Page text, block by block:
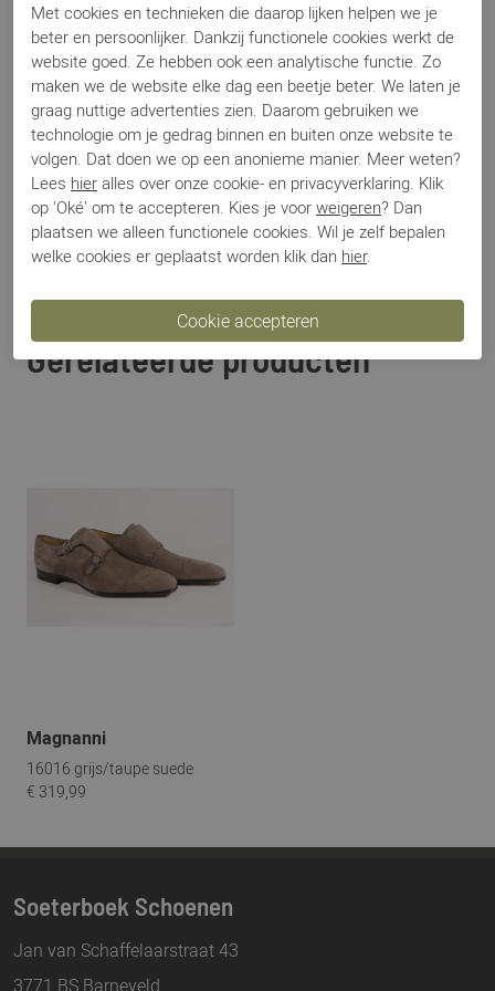
Categorie
Riemen
Kleur
Grijs
Materiaal
Nubuck
Bestelcode
10011129
Betalen
Verzenden
Ruilen en retour
Gerelateerde producten
Magnanni
16016 grijs/taupe suede
€ 319,99
Soeterboek Schoenen
Jan van Schaffelaarstraat 43
3771 BS Barneveld
Met cookies en technieken die daarop lijken helpen we je
beter en persoonlijker. Dankzij functionele cookies werkt de
website goed. Ze hebben ook een analytische functie. Zo
maken we de website elke dag een beetje beter. We laten je
graag nuttige advertenties zien. Daarom gebruiken we
technologie om je gedrag binnen en buiten onze website te
volgen. Dat doen we op een anonieme manier. Meer weten?
Lees hier alles over onze cookie- en privacyverklaring. Klik
op 'Oké' om te accepteren. Kies je voor weigeren? Dan
plaatsen we alleen functionele cookies. Wil je zelf bepalen
welke cookies er geplaatst worden klik dan hier.